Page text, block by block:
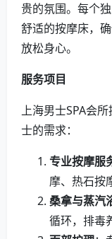
贵的氛围。每个
舒适的按摩床，
放松身心。
服务项目
上海男士SPA会
士的需求：
专业按摩服
摩、热石按
桑拿与蒸汽
循环，排毒